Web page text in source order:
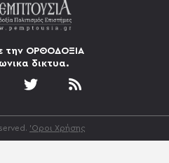
την ΟΡΘΟΔΟΞΙΑ
δικτυα.
'Οροι Χρήσης